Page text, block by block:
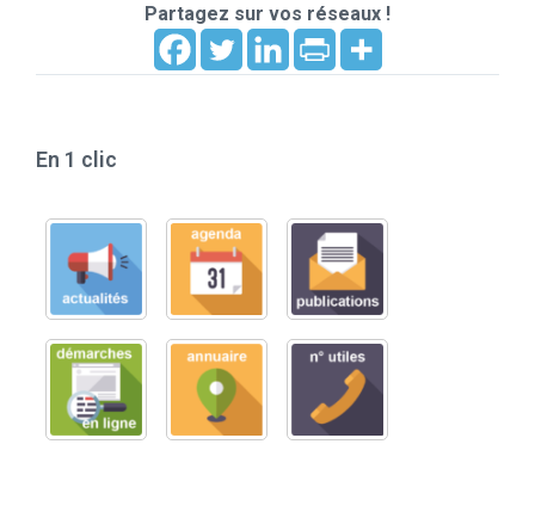
Partagez sur vos réseaux !
En 1 clic